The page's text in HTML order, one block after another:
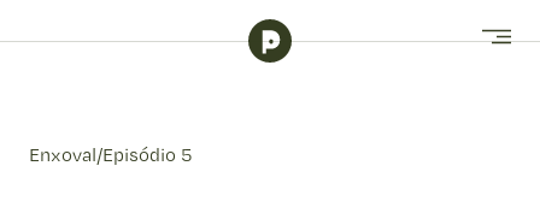
Enxoval/Episódio 5